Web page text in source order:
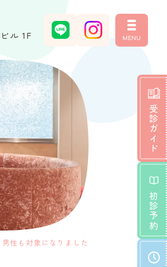
ル 1F
MENU
性も対象になりました
受診ガイド
初診予約